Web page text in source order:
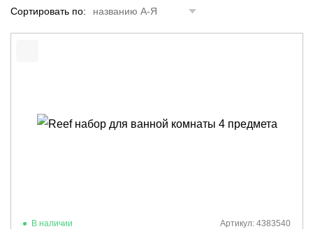
Сортировать по: названию А-Я
В наличии
Артикул: 4383540